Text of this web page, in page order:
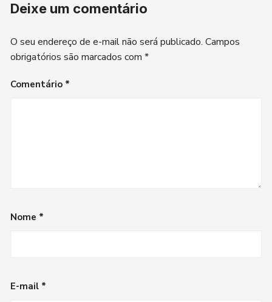
Deixe um comentário
O seu endereço de e-mail não será publicado. Campos
obrigatórios são marcados com*
Comentário *
Nome *
E-mail *